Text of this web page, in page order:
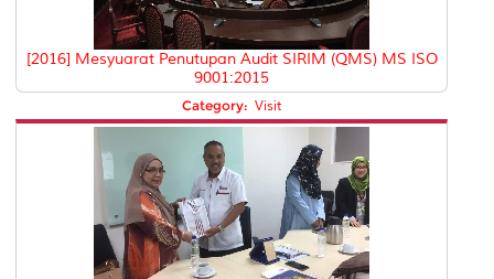
[2016] Mesyuarat Penutupan Audit SIRIM (QMS) MS ISO
9001:2015
Category: Visit